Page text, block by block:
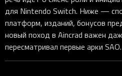
Virtual Ring Light
Razer Axon
Streamer Companion App
для Nintendo Switch. Ниже —
платформ, изданий, бонусов
новый поход в Aincrad важен
пересматривал первые арки SAO.